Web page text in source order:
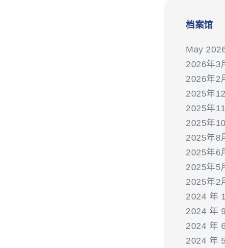
档案馆
May
2026年3
2026年2
2025年
2025年
2025年
2025年8
2025年6
2025年5
2025年2
2024 年
2024 年
2024 年
2024 年